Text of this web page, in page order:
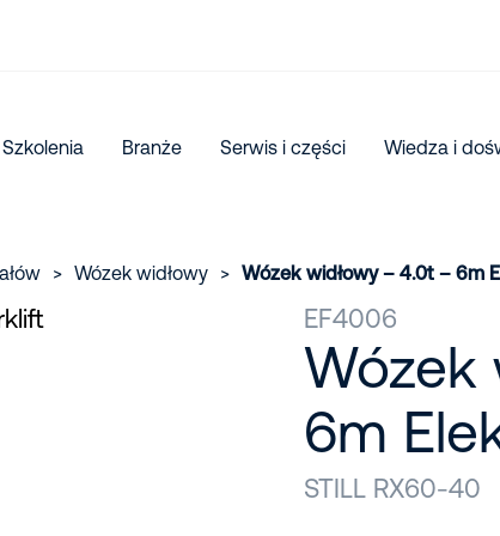
Szkolenia Branże Serwis i części Wiedza i
> Wózek widłowy > Wózek widłowy – 4.0t – 6m
EF4006
Wózek
6m
STILL RX60-40